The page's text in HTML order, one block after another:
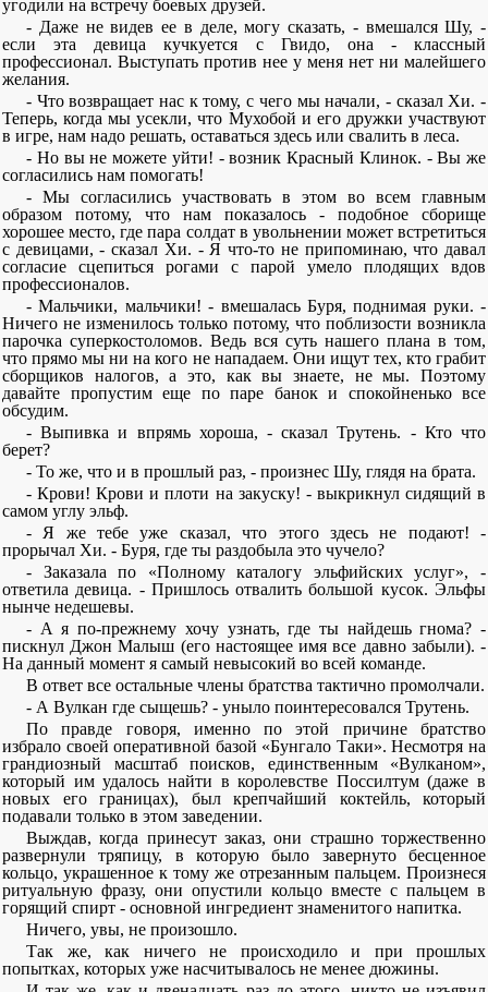
угодили на встречу боевых друзей.
- Даже не видев ее в деле, могу сказать, - вмешался Шу, -
если эта девица кучкуется с Гвидо, она - классный
профессионал. Выступать против нее у меня нет ни малейшего
желания.
- Что возвращает нас к тому, с чего мы начали, - сказал Хи. -
Теперь, когда мы усекли, что Мухобой и его дружки участвуют
в игре, нам надо решать, оставаться здесь или свалить в леса.
- Но вы не можете уйти! - возник Красный Клинок. - Вы же
согласились нам помогать!
- Мы согласились участвовать в этом во всем главным
образом потому, что нам показалось - подобное сборище
хорошее место, где пара солдат в увольнении может встретиться
с девицами, - сказал Хи. - Я что-то не припоминаю, что давал
согласие сцепиться рогами с парой умело плодящих вдов
профессионалов.
- Мальчики, мальчики! - вмешалась Буря, поднимая руки. -
Ничего не изменилось только потому, что поблизости возникла
парочка суперкостоломов. Ведь вся суть нашего плана в том,
что прямо мы ни на кого не нападаем. Они ищут тех, кто грабит
сборщиков налогов, а это, как вы знаете, не мы. Поэтому
давайте пропустим еще по паре банок и спокойненько все
обсудим.
- Выпивка и впрямь хороша, - сказал Трутень. - Кто что
берет?
- То же, что и в прошлый раз, - произнес Шу, глядя на брата.
- Крови! Крови и плоти на закуску! - выкрикнул сидящий в
самом углу эльф.
- Я же тебе уже сказал, что этого здесь не подают! -
прорычал Хи. - Буря, где ты раздобыла это чучело?
- Заказала по «Полному каталогу эльфийских услуг», -
ответила девица. - Пришлось отвалить большой кусок. Эльфы
нынче недешевы.
- А я по-прежнему хочу узнать, где ты найдешь гнома? -
пискнул Джон Малыш (его настоящее имя все давно забыли). -
На данный момент я самый невысокий во всей команде.
В ответ все остальные члены братства тактично промолчали.
- А Вулкан где сыщешь? - уныло поинтересовался Трутень.
По правде говоря, именно по этой причине братство
избрало своей оперативной базой «Бунгало Таки». Несмотря на
грандиозный масштаб поисков, единственным «Вулканом»,
который им удалось найти в королевстве Поссилтум (даже в
новых его границах), был крепчайший коктейль, который
подавали только в этом заведении.
Выждав, когда принесут заказ, они страшно торжественно
развернули тряпицу, в которую было завернуто бесценное
кольцо, украшенное к тому же отрезанным пальцем. Произнеся
ритуальную фразу, они опустили кольцо вместе с пальцем в
горящий спирт - основной ингредиент знаменитого напитка.
Ничего, увы, не произошло.
Так же, как ничего не происходило и при прошлых
попытках, которых уже насчитывалось не менее дюжины.